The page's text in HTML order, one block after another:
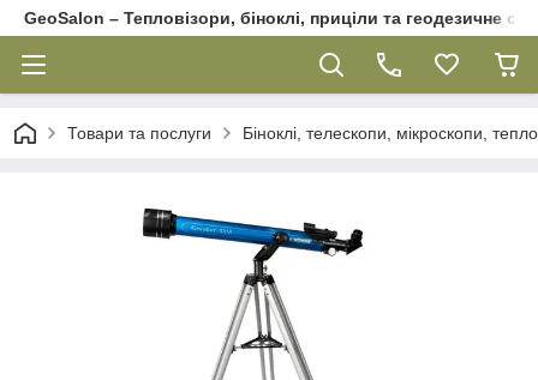
GeoSalon – Тепловізори, біноклі, приціли та геодезичне
Товари та послуги Біноклі, телескопи, мікроскопи,